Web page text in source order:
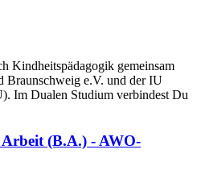
Kindheitspädagogik gemeinsam
Braunschweig e.V. und der IU
Im Dualen Studium verbindest Du
(B.A.) - AWO-